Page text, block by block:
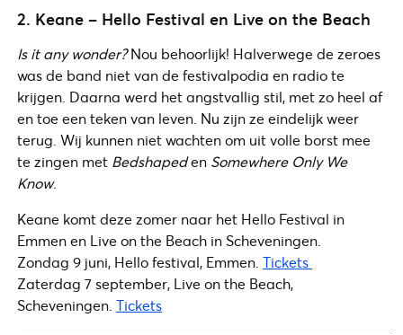
2. Keane – Hello Festival en Live on the Beach
Is it any wonder?Nou behoorlijk! Halverwege de zeroes
was de band niet van de festivalpodia en radio te
krijgen. Daarna werd het angstvallig stil, met zo heel af
en toe een teken van leven. Nu zijn ze eindelijk weer
terug. Wij kunnen niet wachten om uit volle borst mee
te zingen met Bedshapeden Somewhere Only We
Know.
Keane komt deze zomer naar het Hello Festival in
Emmen en Live on the Beach in Scheveningen.
Zondag 9 juni, Hello festival, Emmen. Tickets
Zaterdag 7 september, Live on the Beach,
Scheveningen. Tickets